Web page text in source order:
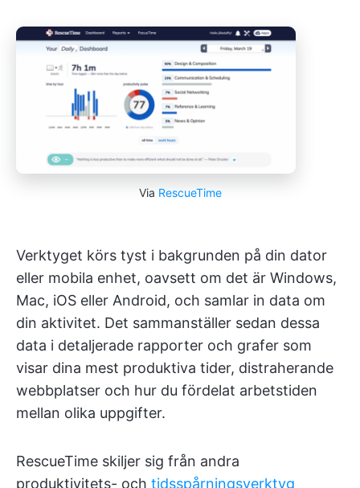
Via RescueTime
Verktyget körs tyst i bakgrunden på din dator
eller mobila enhet, oavsett om det är Windows,
Mac, iOS eller Android, och samlar in data om
din aktivitet. Det sammanställer sedan dessa
data i detaljerade rapporter och grafer som
visar dina mest produktiva tider, distraherande
webbplatser och hur du fördelat arbetstiden
mellan olika uppgifter.
RescueTime skiljer sig från andra
produktivitets- och tidsspårningsverktyg